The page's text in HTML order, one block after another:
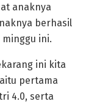
anaknya
berhasil
ini.
ini kita
pertama
4.0, serta